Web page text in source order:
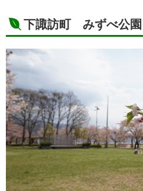
下諏訪町 みずべ公園